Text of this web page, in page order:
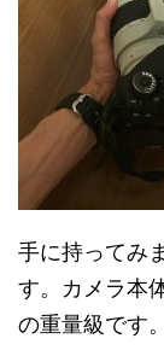
手に持ってみ
す。カメラ本
の重量級です。